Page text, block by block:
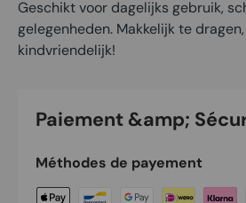
Geschikt voor dagelijks gebruik,
gelegenheden. Makkelijk te
kindvriendelijk!
Paiement &amp;
Méthodes de payement